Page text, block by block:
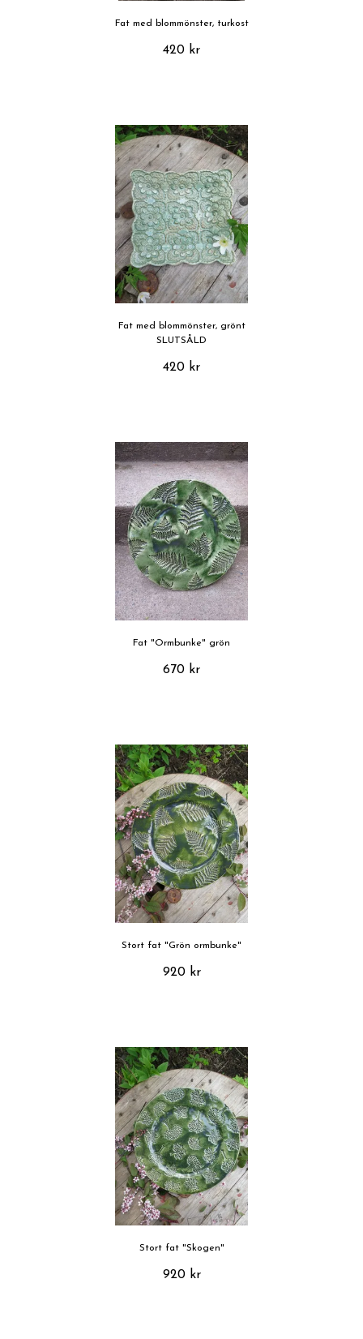
Fat med blommönster, turkost
420 kr
Fat med blommönster, grönt
SLUTSÅLD
420 kr
Fat "Ormbunke" grön
670 kr
Stort fat "Grön ormbunke"
920 kr
Stort fat "Skogen"
920 kr